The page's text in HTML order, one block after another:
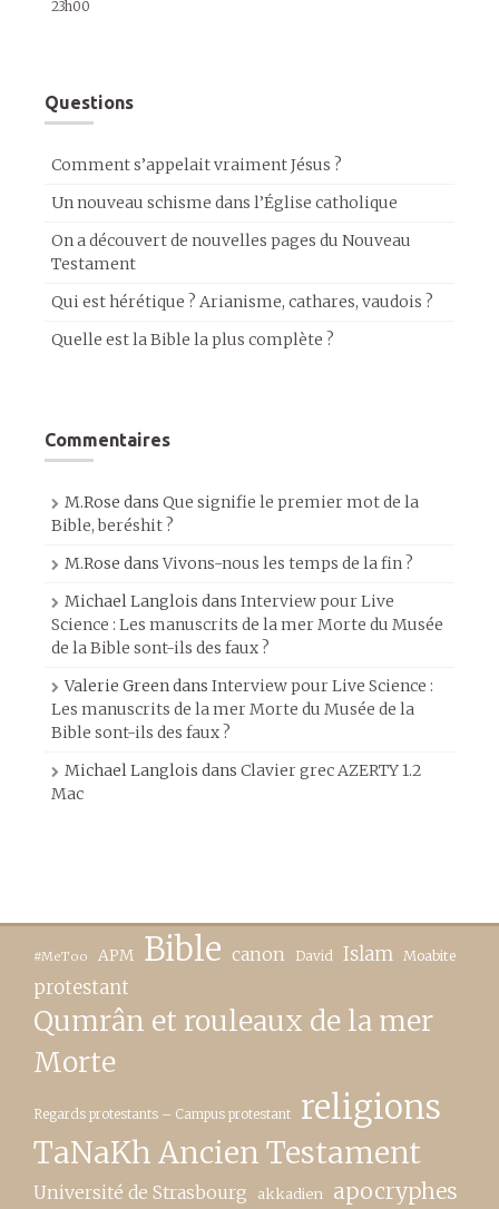
23h00
Questions
Comment s’appelait vraiment Jésus ?
Un nouveau schisme dans l’Église catholique
On a découvert de nouvelles pages du Nouveau
Testament
Qui est hérétique ? Arianisme, cathares, vaudois ?
Quelle est la Bible la plus complète ?
Commentaires
M.Rose dans Que signifie le premier mot de la
Bible, beréshit ?
M.Rose dansVivons-nous les temps de la fin ?
Michael Langlois dans Interview pour Live
Science : Les manuscrits de la mer Morte du Musée
de la Bible sont-ils des faux ?
Valerie Greendans Interview pour Live Science :
Les manuscrits de la mer Morte du Musée de la
Bible sont-ils des faux ?
Michael Langlois dans Clavier grec AZERTY 1.2
Mac
#MeToo APM Bible canon David Islam Moabite
protestant
Qumrân et rouleaux de la mer
Morte
Regards protestants – Campus protestant religions
TaNaKh Ancien Testament
Université de Strasbourg akkadien apocryphes